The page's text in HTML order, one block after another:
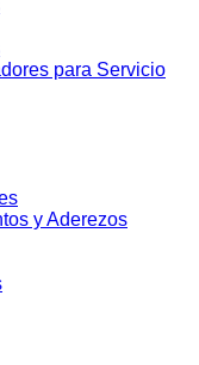
para Servicio
y Aderezos